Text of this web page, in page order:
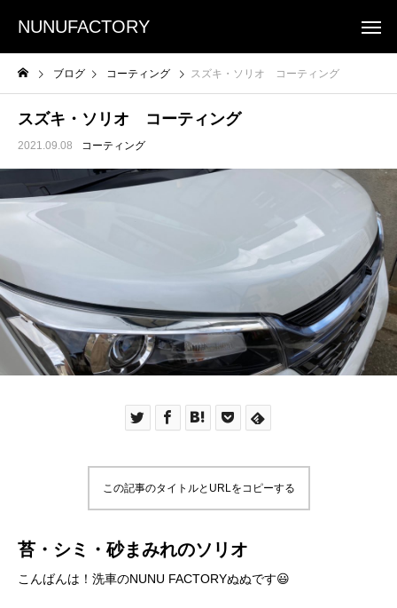
NUNUFACTORY
ブログ コーティング スズキ・ソリオ コーティング
スズキ・ソリオ コーティング
2021.09.08 コーティング
この記事のタイトルとURLをコピーする
苔・シミ・砂まみれのソリオ
こんばんは！洗車のNUNU FACTORYぬぬです😃